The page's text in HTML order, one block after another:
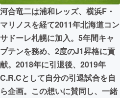
まちづくり・地域活性化
CAMPFIRE for Social Good
CAMPFIREふるさと納税
河合竜二は浦和レッズ、横浜F・
マリノスを経て2011年北海道コン
サドーレ札幌に加入。5年間キャ
プテンを務め、2度のJ1昇格に貢
献。2018年に引退後、2019年
C.R.Cとして自分の引退試合を自
ら企画。この想いに賛同し、一緒